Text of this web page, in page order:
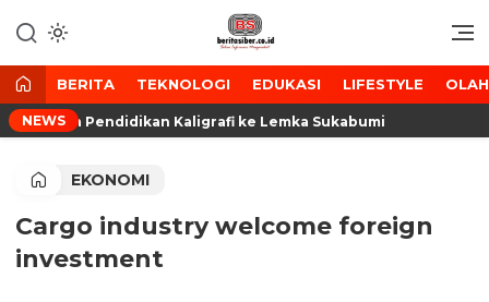
ke
konten
BeritaSiber.co.id
Media Tanggap Dan Akurat
BERITA TEKNOLOGI EDUKASI LIFESTYLE
NEWSPendidikan Kaligrafi ke Lemka Sukabumi
EKONOMI
Cargo industry welcome foreign
investment